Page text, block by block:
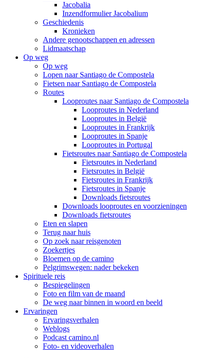
Jacobalia
Inzendformulier Jacobalium
Geschiedenis
Kronieken
Andere genootschappen en adressen
Lidmaatschap
Op weg
Op weg
Lopen naar Santiago de Compostela
Fietsen naar Santiago de Compostela
Routes
Looproutes naar Santiago de Compostela
Looproutes in Nederland
Looproutes in België
Looproutes in Frankrijk
Looproutes in Spanje
Looproutes in Portugal
Fietsroutes naar Santiago de Compostela
Fietsroutes in Nederland
Fietsroutes in België
Fietsroutes in Frankrijk
Fietsroutes in Spanje
Downloads fietsroutes
Downloads looproutes en voorzieningen
Downloads fietsroutes
Eten en slapen
Terug naar huis
Op zoek naar reisgenoten
Zoekertjes
Bloemen op de camino
Pelgrimswegen: nader bekeken
Spirituele reis
Bespiegelingen
Foto en film van de maand
De weg naar binnen in woord en beeld
Ervaringen
Ervaringsverhalen
Weblogs
Podcast camino.nl
Foto- en videoverhalen